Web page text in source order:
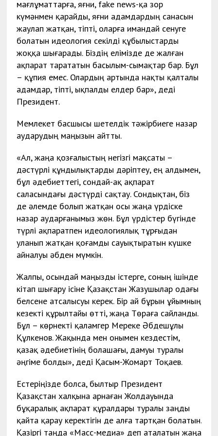
мағлұматтарға, яғни, fake news-қа зор
күмәнмен қарайды, яғни адамдардың санасын
жаулап жатқан, тіпті, оларға имандай сенуге
болатын идеология секілді құбылыстарды
жоққа шығарады. Біздің елімізде де жалған
ақпарат тарататын басылым-сымақтар бар. Бұл
– құпия емес. Олардың артында нақты қалталы
адамдар, тіпті, ықпалды елдер бар», деді
Президент.
Мемлекет басшысы шетелдік тәжірбиеге назар
аударудың маңызын айтты.
«Ал, жаңа қозғалыстың негізгі мақсаты –
дәстүрлі құндылықтарды дәріптеу, ең алдымен,
бұл әдебиеттегі, сондай-ақ ақпарат
саласындағы дәстүрді сақтау. Сондықтан, біз
де әлемде болып жатқан осы жаңа үрдіске
назар аударғанымыз жөн. Бұл үрдістер бүгінде
түрлі ақпаратпен идеологиялық тұрғыдан
уланып жатқан қоғамды сауықтыратын күшке
айналуы әбден мүмкін.
Жалпы, осындай маңызды істерге, соның ішінде
кітап шығару ісіне Қазақстан Жазушылар одағы
белсене атсалысуы керек. Бір ай бұрын ұйымның
кезекті құрылтайы өтті, жаңа Төраға сайланды.
Бұл – көрнекті қаламгер Мереке Әбдешұлы
Құлкенов. Жақында мен онымен кездестім,
қазақ әдебиетінің болашағы, дамуы туралы
әңгіме болды», деді Қасым-Жомарт Тоқаев.
Естеріңізде болса, былтыр Президент
Қазақстан халқына арнаған Жолдауында
бұқаралық ақпарат құралдары туралы заңды
қайта қарау керектігін де алға тартқан болатын.
Қазіргі таңда «Масс-медиа» деп аталатын жаңа